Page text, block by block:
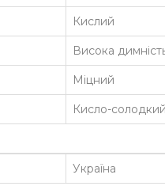
Кислий
Висока
Міцний
Кисло-
Україна